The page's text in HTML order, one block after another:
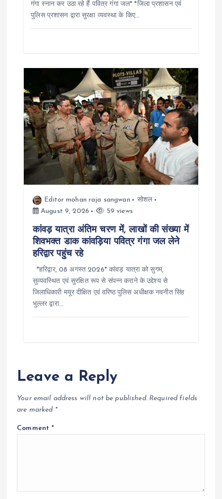
n
गंगा स्नान कर उठा रहे हैं पवित्र गंगा जल* *जिला प्रशासन एवं
पुलिस प्रशासन द्वारा सुरक्षा व्यवस्था के किए…
Editor mohan raja sangwan
सोशल
August 9, 2026
59 views
कांवड़ यात्रा अंतिम चरण में, लाखों की संख्या में
शिवभक्त डाक कांवड़िया पवित्र गंगा जल लेने
हरिद्वार पहुंच रहे
*हरिद्वार, 08 अगस्त 2026* कांवड़ यात्रा को सुगम,
सुव्यवस्थित एवं सुरक्षित रूप से संपन्न कराने के उद्देश्य से
जिलाधिकारी मयूर दीक्षित एवं वरिष्ठ पुलिस अधीक्षक नवनीत सिंह
भुल्लर द्वारा…
Leave a Reply
Your email address will not be published. Required fields
are marked *
Comment*